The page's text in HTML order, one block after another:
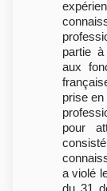
partie
aux
prise
pour
a violé
du 31